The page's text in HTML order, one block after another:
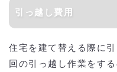
引っ越し費用
住宅を建て替える際に
回の引っ越し作業をす